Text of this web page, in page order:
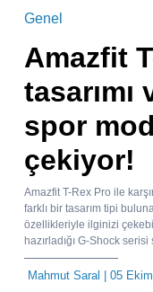
Genel
Amazfit
tasarımı
spor
çekiyor!
Amazfit T-Rex Pro ile
farklı bir tasarım tipi
özellikleriyle ilginizi
hazırladığı G-Shock serisi
Mahmut Saral | 05